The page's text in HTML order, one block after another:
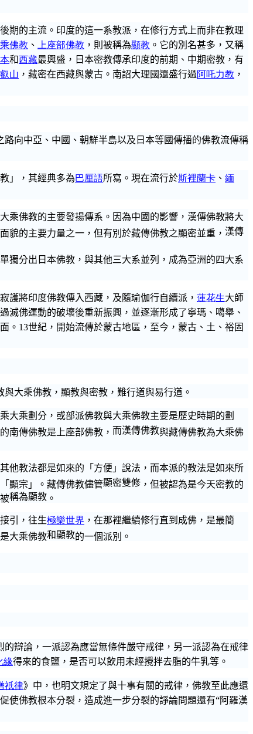
期的主流。印度的這一系教派，在修行方式上而非在教理
佛教 、 上座部佛教 ，則被稱為顯教 。它的別名甚多，又稱
和西藏最興盛，日本密教傳承印度的前期、中期密教，有
叡山 ，藏密在西藏與蒙古。南詔大理國還盛行過阿吒力教 ，
路向中亞、中國、朝鮮半島以及日本等國傳播的佛教流傳稱
」，其經典多為巴厘語所寫。現在流行於斯裡蘭卡 、 緬
乘佛教的主要發揚傳系。因為中國的影響， 漢傳佛教將大
貌的主要力量之一，但有別於藏傳佛教之顯密並重， 漢傳
獨分出日本佛教，與其他三大系並列，成為亞洲的四大系
護將印度佛教傳入西藏，及隨瑜伽行自續派， 蓮花生大師
滅佛運動的破壞後重新振興，並逐漸形成了寧瑪、 噶舉、
。 13世紀，開始流傳於蒙古地區，至今，蒙古、土、 裕固
大乘佛教， 顯教與密教，難行道與易行道。
大乘劃分， 或部派佛教與大乘佛教主要是歷史時期的劃
南傳佛教是上座部佛教， 而漢傳佛教與藏傳佛教為大乘佛
他教法都是如來的「方便」說法，而本派的教法是如來所
顯宗」。藏傳佛教儘管顯密雙修 ，但被認為是今天密教的
稱為顯教 。
接引，往生極樂世界 ，在那裡繼續修行直到成佛，是最簡
大乘佛教和顯教的一個派別。
辯論，一派認為應當無條件嚴守戒律，另一派認為在戒律
緣得來的食鹽，是否可以飲用未經攪拌去脂的牛乳等。
祇律》中，也明文規定了與十事有關的戒律，佛教至此應還
促使佛教根本分裂，造成進一步分裂的諍論問題還有“阿羅漢